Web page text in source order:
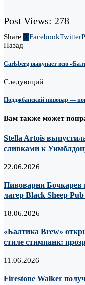
Post Views: 278
Share 0 FacebookTwitter
Назад
Carlsberg выкупает всю
Следующий
Подджбанский пивовар —
Вам также может
Stella Artois
сливками к
22.06.2026
Пивоварни Бочкарев
лагер Black Sheep
18.06.2026
«Балтика Brew»
стиле стимпанк:
11.06.2026
Firestone Walker